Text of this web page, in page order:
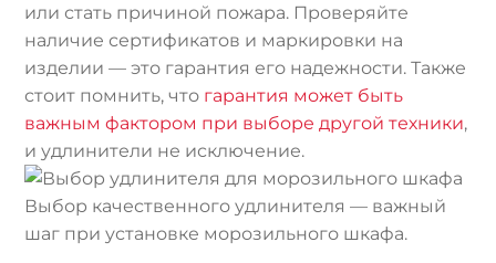
или стать причиной пожара. Проверяйте
наличие сертификатов и маркировки на
изделии — это гарантия его надежности. Также
стоит помнить, что гарантия может быть
важным фактором при выборе другой техники,
и удлинители не исключение.
Выбор качественного удлинителя — важный
шаг при установке морозильного шкафа.